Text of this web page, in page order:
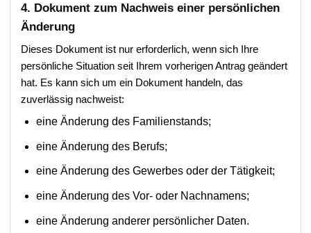
4. Dokument zum Nachweis einer persönlichen
Änderung
Dieses Dokument ist nur erforderlich, wenn sich Ihre
persönliche Situation seit Ihrem vorherigen Antrag geändert
hat. Es kann sich um ein Dokument handeln, das
zuverlässig nachweist:
eine Änderung des Familienstands;
eine Änderung des Berufs;
eine Änderung des Gewerbes oder der Tätigkeit;
eine Änderung des Vor- oder Nachnamens;
eine Änderung anderer persönlicher Daten.